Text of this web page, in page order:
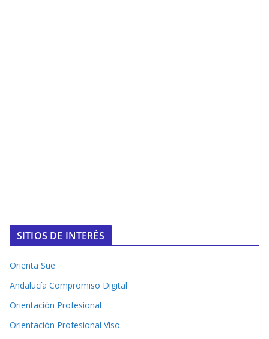
SITIOS DE INTERÉS
Orienta Sue
Andalucía Compromiso Digital
Orientación Profesional
Orientación Profesional Viso